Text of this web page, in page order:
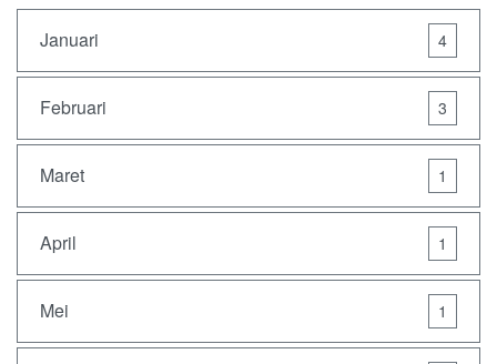
Januari 4
Februari 3
Maret 1
April 1
Mei 1